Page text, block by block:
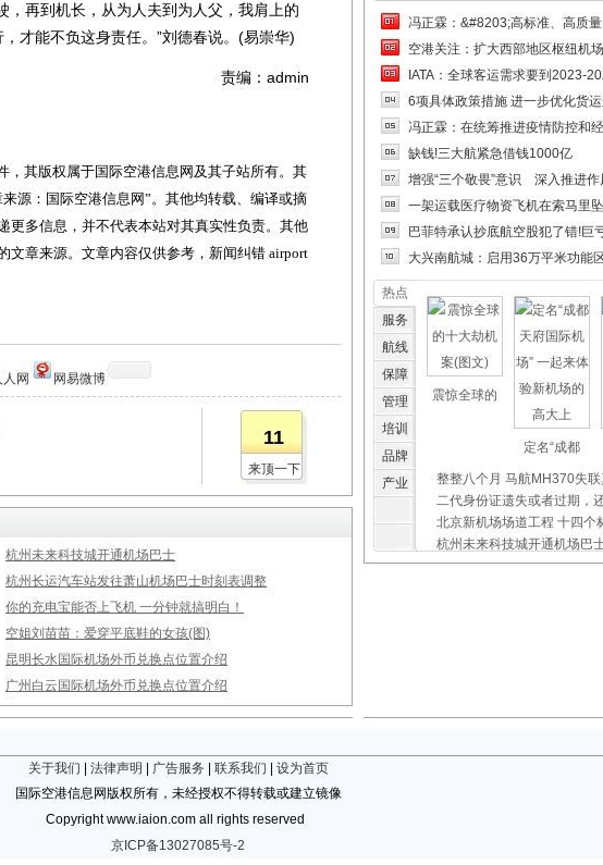
，再到机长，从为人夫到为人父，我肩上的
才能不负这身责任。”刘德春说。(易崇华)
责编：admin
其版权属于国际空港信息网及其子站所有。其
源：国际空港信息网”。其他均转载、编译或摘
更多信息，并不代表本站对其真实性负责。其他
文章来源。文章内容仅供参考，新闻纠错 airport
人网 网易微博
11
来顶一下
杭州未来科技城开通机场巴士
杭州长运汽车站发往萧山机场巴士时刻表调整
你的充电宝能否上飞机 一分钟就搞明白！
空姐刘苗苗：爱穿平底鞋的女孩(图)
昆明长水国际机场外币兑换点位置介绍
广州白云国际机场外币兑换点位置介绍
冯正霖：&#8203;高标准、高质
空港关注：扩大西部地区枢纽机
IATA：全球客运需求要到2023-
6项具体政策措施 进一步优化货
冯正霖：在统筹推进疫情防控和
缺钱!三大航紧急借钱1000亿
增强“三个敬畏”意识 深入推进
一架运载医疗物资飞机在索马里
巴菲特承认抄底航空股犯了错!巨
大兴南航城：启用36万平米功能
热点
服务
航线
保障
管理
培训
品牌
产业
震惊全球的
定名“成都
整整八个月 马航MH370失
二代身份证遗失或者过期，
北京新机场场道工程 十四个
杭州未来科技城开通机场巴
上海虹桥、浦东机场外币兑
关于我们 法律声明 广告服务 联系我们
设为首页
国际空港信息网版权所有，未经授权不得转载或建立镜像
Copyright www.iaion.com all rights reserved
京ICP备13027085号-2